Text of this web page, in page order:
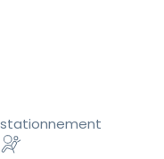
stationnement